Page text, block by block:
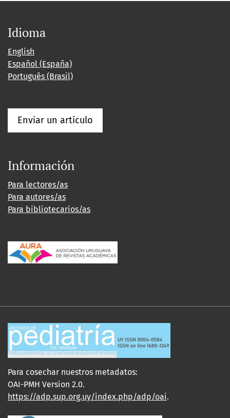
Idioma
English
Español (España)
Português (Brasil)
Enviar un artículo
Información
Para lectores/as
Para autores/as
Para bibliotecarios/as
Para cosechar nuestros metadatos:
OAI-PMH Version 2.0.
https://adp.sup.org.uy/index.php/adp/oai.